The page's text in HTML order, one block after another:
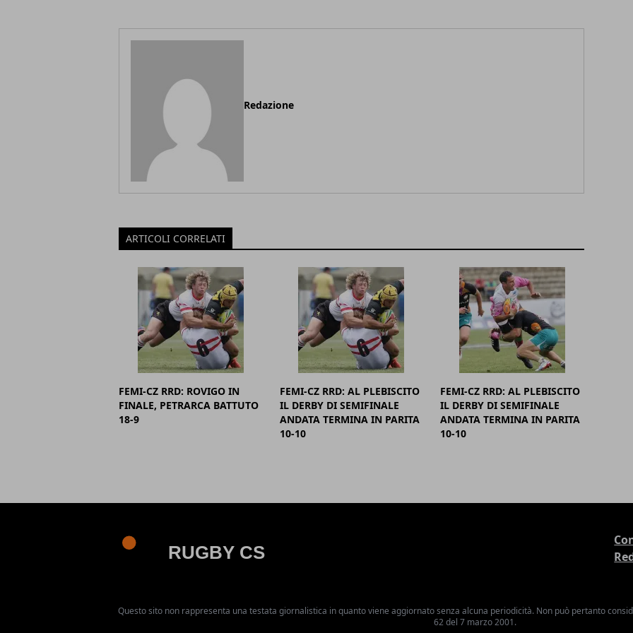
Redazione
ARTICOLI CORRELATI
FEMI-CZ RRD: ROVIGO IN
FINALE, PETRARCA BATTUTO
18-9
FEMI-CZ RRD: AL PLEBISCITO
IL DERBY DI SEMIFINALE
ANDATA TERMINA IN PARITA
10-10
FEMI-CZ RRD: AL PLEBISCITO
IL DERBY DI SEMIFINALE
ANDATA TERMINA IN PARITA
10-10
Questo sito non rappresenta una testata giornalistica in quanto viene aggiornato senza alcuna periodicità. Non può pertanto
62 del 7 marzo 2001.